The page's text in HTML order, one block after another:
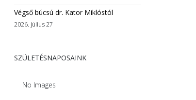
Végső búcsú dr. Kator Miklóstól
2026. július 27
SZÜLETÉSNAPOSAINK
No Images